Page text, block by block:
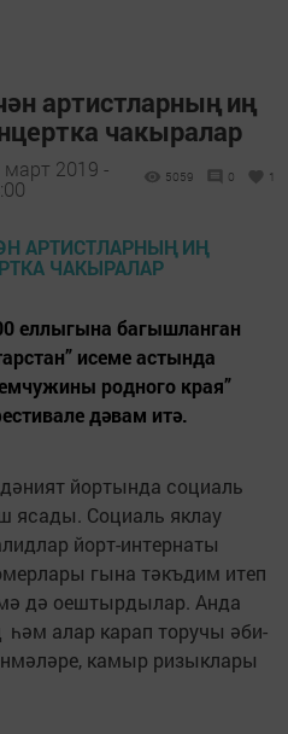
артистларның иң
чакыралар
март 2019 -
5059 0 1
еллыгына багышланган
исеме астында
родного края”
дәвам итә.
йортында социаль
ясады. Социаль яклау
йорт-интернаты
гына тәкъдим итеп
дә оештырдылар. Анда
һәм алар карап торучы әби-
камыр ризыклары